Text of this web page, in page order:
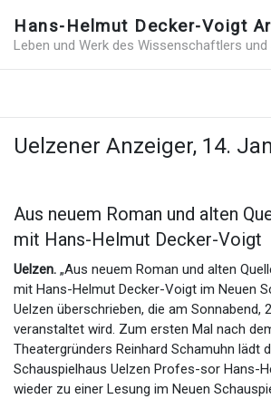
Hans-Helmut Decker-Voigt
Leben und Werk des Wissenschaftlers
Uelzener Anzeiger, 14.
Aus neuem Roman und alten
mit Hans-Helmut Decker-Voigt
Uelzen. „Aus neuem Roman und alten
mit Hans-Helmut Decker-Voigt im Neuen
Uelzen überschrieben, die am Sonnabend,
veranstaltet wird. Zum ersten Mal nach
Theatergründers Reinhard Schamuhn lädt
Schauspielhaus Uelzen Profes-sor Hans-
wieder zu einer Lesung im Neuen